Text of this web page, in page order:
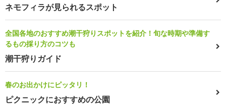
ネモフィラが見られるスポット
全国各地のおすすめ潮干狩りスポットを紹介！旬な時期や準備す
るもの採り方のコツも
潮干狩りガイド
春のお出かけにピッタリ！
ピクニックにおすすめの公園